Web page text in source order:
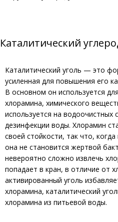
Каталитический
Каталитический уголь — это
усиленная для повышения его
В основном он используется
хлорамина, химического
используется на водоочистных
дезинфекции воды. Хлорамин
своей стойкости, так что,
она не становится жертвой
невероятно сложно извлечь
попадает в кран, в отличие от
активированный уголь
хлорамина, каталитический
хлорамина из питьевой воды.